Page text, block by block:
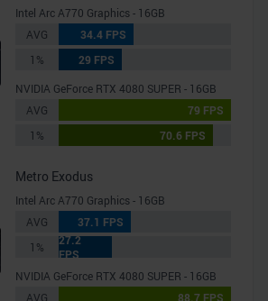
Intel Arc A770 Graphics - 16GB
AVG
34.4 FPS
1%
29 FPS
NVIDIA GeForce RTX 4080 SUPER - 16GB
AVG
79 FPS
1%
70.6 FPS
Metro Exodus
Intel Arc A770 Graphics - 16GB
AVG
37.1 FPS
1%
27.2
FPS
NVIDIA GeForce RTX 4080 SUPER - 16GB
AVG
88.7 FPS